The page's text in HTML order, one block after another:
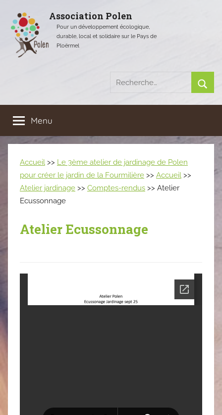
contenu
Association Polen
Pour un développement écologique,
durable, local et solidaire sur le Pays de
Ploërmel
Recherche
:
Menu
Accueil >> Le 3ème atelier de jardinage de Polen
pour créer le jardin de la Fourmilière >> Accueil >>
Atelier jardinage >> Comptes-rendus >> Atelier
Ecussonnage
Atelier Ecussonnage